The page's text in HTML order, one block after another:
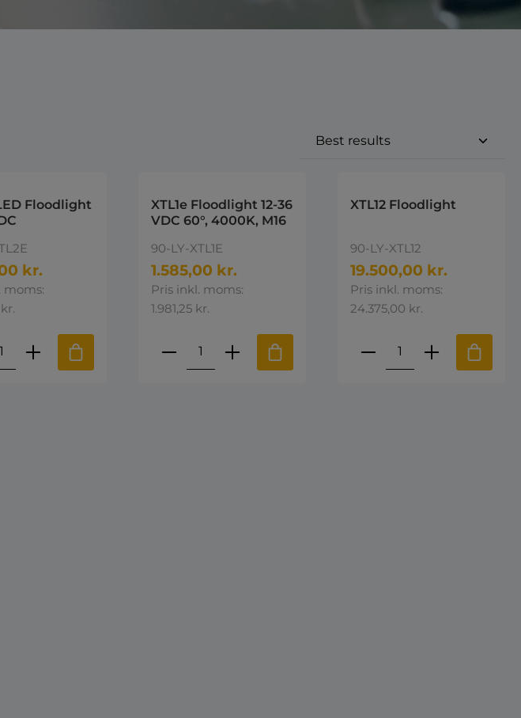
ønskede mængde eller brug knapperne til at øge
Floodlight
kr.
moms:
Indtast den ønskede mængde eller
XTL1e Floodlight 12-36
VDC 60°, 4000K, M16
90-LY-XTL1E
1.585,00 kr.
Pris inkl. moms:
1.981,25 kr.
Produktmængde: Indtast den
XTL12 Floodlight
90-LY-XTL12
19.500,00 kr.
Pris inkl. moms:
24.375,00 kr.